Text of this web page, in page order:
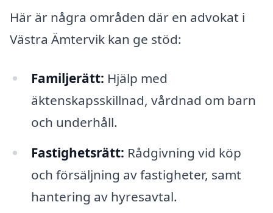
Här är några områden där en advokat i
Västra Ämtervik kan ge stöd:
Familjerätt: Hjälp med
äktenskapsskillnad, vårdnad om barn
och underhåll.
Fastighetsrätt: Rådgivning vid köp
och försäljning av fastigheter, samt
hantering av hyresavtal.